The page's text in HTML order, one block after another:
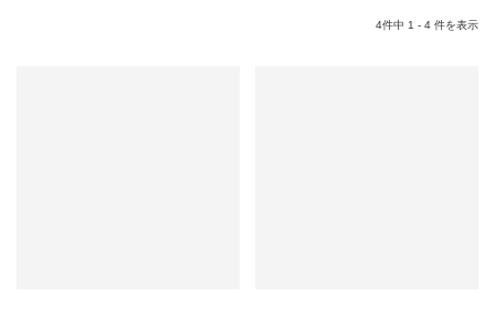
4件中 1 - 4 件を表示